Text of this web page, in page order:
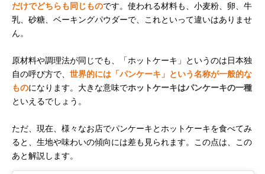
だけでどちらも同じものです。使われる材料も、小麦粉、卵、牛
乳、砂糖、ベーキングパウダーで、これといって違いはありませ
ん。
原材料や調理法が同じでも、「ホットケーキ」というのは日本独
自の呼び方で、 世界的には「パンケーキ」という名称が一般的な
ものになります。大きな意味でホットケーキはパンケーキの一種
といえるでしょう。
ただ、現在、様々なお店でパンケーキとホットケーキを食べてみ
ると、生地や味わいの傾向には差も見られます。この点は、この
あと解説します。